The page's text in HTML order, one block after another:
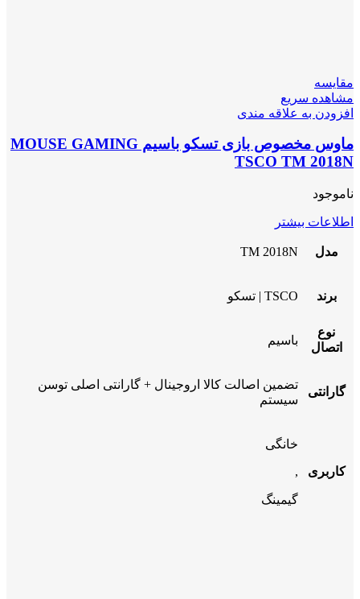
مقایسه
مشاهده سریع
افزودن به علاقه مندی
ماوس مخصوص بازی تسکو باسیم MOUSE GAMING
TSCO TM 2018N
ناموجود
اطلاعات بیشتر
مدل TM 2018N
برند TSCO | تسکو
نوع
اتصال
باسیم
گارانتی
تضمین اصالت کالا اروجینال + گارانتی اصلی توسن
سیستم
کاربری
خانگی
,
گیمینگ